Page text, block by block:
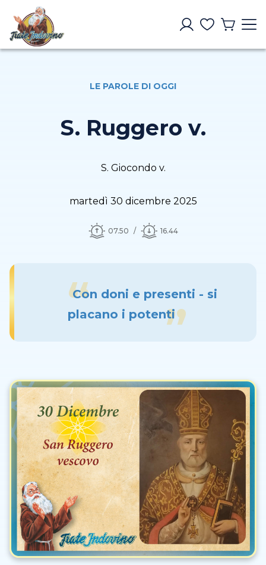
LE PAROLE DI OGGI
S. Ruggero v.
S. Giocondo v.
martedì 30 dicembre 2025
07.50 16.44
Con doni e presenti - si
placano i potenti